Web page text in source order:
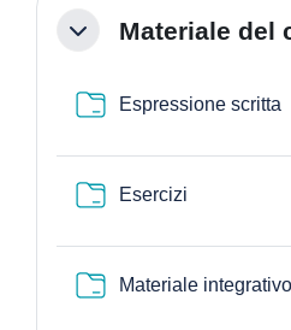
EinklappenMateriale del
Espressione scritta
Esercizi
Materiale integrativo